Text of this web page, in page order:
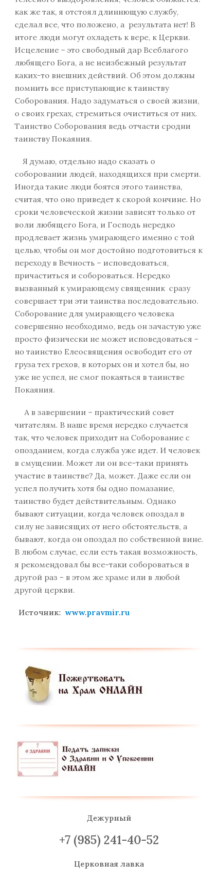
как же так, я отстоял длиннющую службу,
сделал все, что положено, а результата нет! В
итоге люди могут охладеть к вере, к Церкви.
Исцеление – это свободный дар Всеблагого
любящего Бога, а не неизбежный результат
каких-то внешних действий. Об этом должны
помнить все приступающие к таинству
Соборования. Надо задуматься о своей жизни,
о своих грехах, стремиться очиститься от них.
Таинство Соборования ведь отчасти сродни
таинству Покаяния.
Я думаю, отдельно надо сказать о
соборовании людей, находящихся при смерти.
Иногда такие люди боятся этого таинства,
считая, что оно приведет к скорой кончине. Но
сроки человеческой жизни зависят только от
воли любящего Бога, и Господь нередко
продлевает жизнь умирающего именно с той
целью, чтобы он мог достойно подготовиться к
переходу в Вечность – исповедоваться,
причаститься и собороваться. Нередко
вызванный к умирающему священник сразу
совершает три эти таинства последовательно.
Соборование для умирающего человека
совершенно необходимо, ведь он зачастую уже
просто физически не может исповедоваться –
но таинство Елеосвящения освободит его от
груза тех грехов, в которых он и хотел бы, но
уже не успел, не смог покаяться в таинстве
Покаяния.
А в завершении – практический совет
читателям. В наше время нередко случается
так, что человек приходит на Соборование с
опозданием, когда служба уже идет. И человек
в смущении. Может ли он все-таки принять
участие в таинстве? Да, может. Даже если он
успел получить хотя бы одно помазание,
таинство будет действительным. Однако
бывают ситуации, когда человек опоздал в
силу не зависящих от него обстоятельств, а
бывают, когда он опоздал по собственной вине.
В любом случае, если есть такая возможность,
я рекомендовал бы все-таки собороваться в
другой раз – в этом же храме или в любой
другой церкви.
Источник: www.pravmir.ru
Дежурный
+7 (985) 241-40-52
Церковная лавка